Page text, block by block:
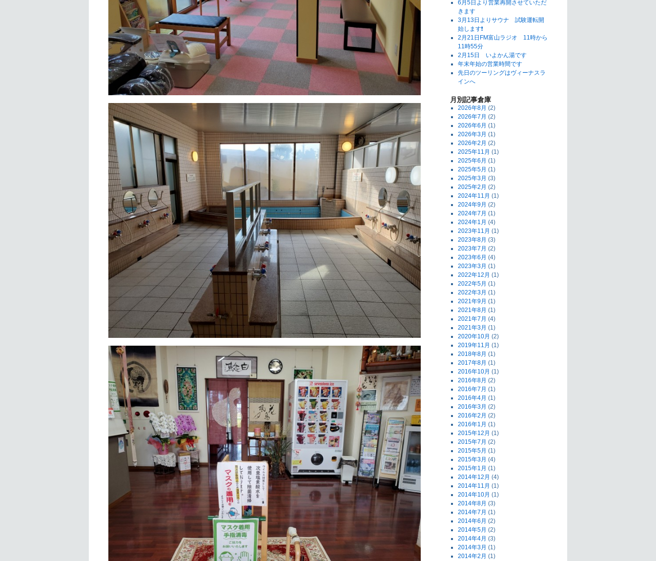
6月5日より営業再開させていただ
きます
3月13日よりサウナ 試験運転開
始します❗
2月21日FM富山ラジオ 11時から
11時55分
2月15日 いよかん湯です
年末年始の営業時間です
先日のツーリングはヴィーナスラ
インへ
月別記事倉庫
2026年8月 (2)
2026年7月 (2)
2026年6月 (1)
2026年3月 (1)
2026年2月 (2)
2025年11月 (1)
2025年6月 (1)
2025年5月 (1)
2025年3月 (3)
2025年2月 (2)
2024年11月 (1)
2024年9月 (2)
2024年7月 (1)
2024年1月 (4)
2023年11月 (1)
2023年8月 (3)
2023年7月 (2)
2023年6月 (4)
2023年3月 (1)
2022年12月 (1)
2022年5月 (1)
2022年3月 (1)
2021年9月 (1)
2021年8月 (1)
2021年7月 (4)
2021年3月 (1)
2020年10月 (2)
2019年11月 (1)
2018年8月 (1)
2017年8月 (1)
2016年10月 (1)
2016年8月 (2)
2016年7月 (1)
2016年4月 (1)
2016年3月 (2)
2016年2月 (2)
2016年1月 (1)
2015年12月 (1)
2015年7月 (2)
2015年5月 (1)
2015年3月 (4)
2015年1月 (1)
2014年12月 (4)
2014年11月 (1)
2014年10月 (1)
2014年8月 (3)
2014年7月 (1)
2014年6月 (2)
2014年5月 (2)
2014年4月 (3)
2014年3月 (1)
2014年2月 (1)